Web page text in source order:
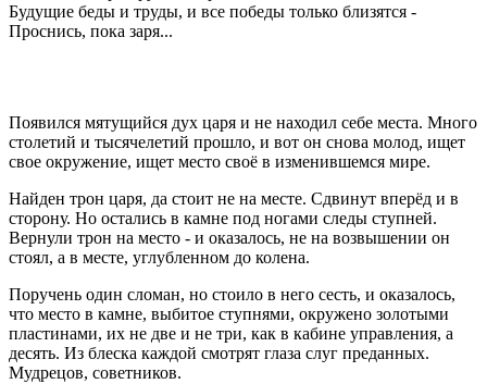
Будущие беды и труды, и все победы только близятся -
Проснись, пока заря...
Появился мятущийся дух царя и не находил себе места. Много
столетий и тысячелетий прошло, и вот он снова молод, ищет
свое окружение, ищет место своё в изменившемся мире.
Найден трон царя, да стоит не на месте. Сдвинут вперёд и в
сторону. Но остались в камне под ногами следы ступней.
Вернули трон на место - и оказалось, не на возвышении он
стоял, а в месте, углубленном до колена.
Поручень один сломан, но стоило в него сесть, и оказалось,
что место в камне, выбитое ступнями, окружено золотыми
пластинами, их не две и не три, как в кабине управления, а
десять. Из блеска каждой смотрят глаза слуг преданных.
Мудрецов, советников.